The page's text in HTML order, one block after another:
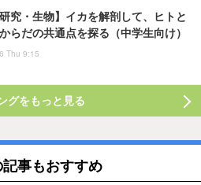
研究・生物】イカを解剖して、ヒトと
らだの共通点を探る（中学生向け）
Thu 9:15
グをもっと見る
記事もおすすめ